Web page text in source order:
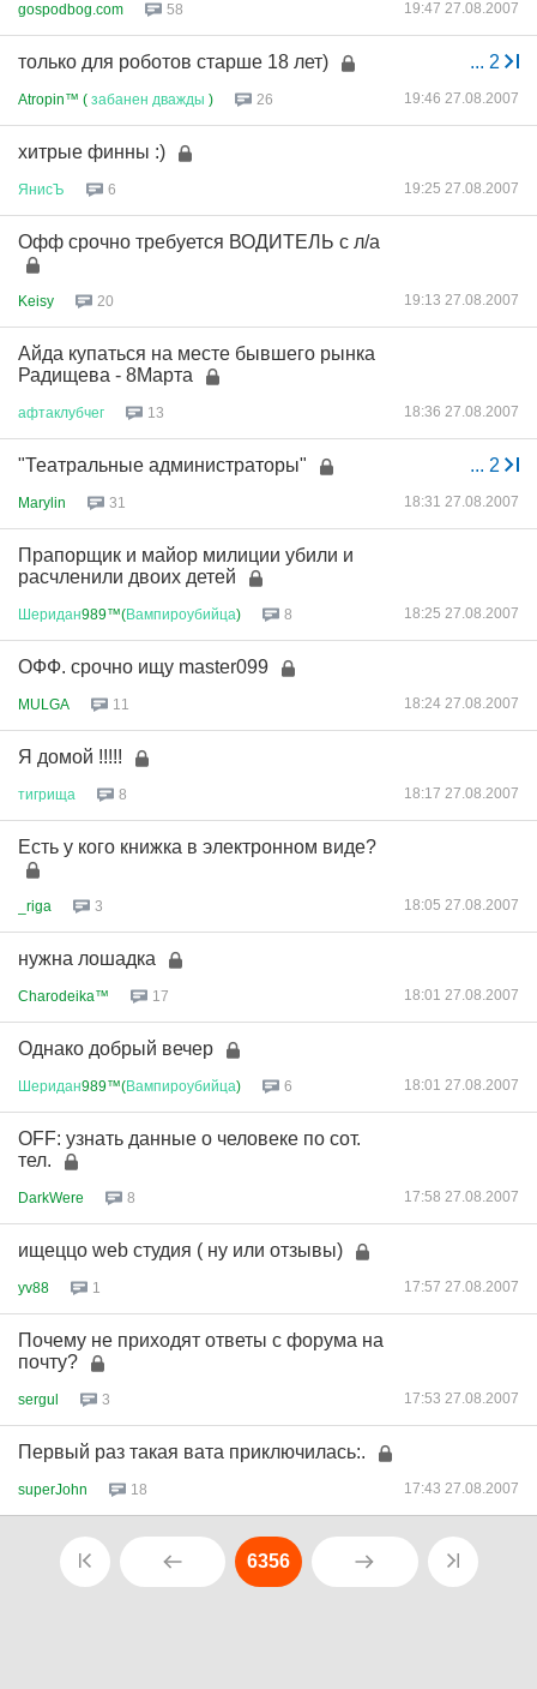
gospodbog.com 58 19:47 27.08.2007
... 2
только для роботов старше 18 лет)
Atropin™ ( забанен дважды ) 26 19:46 27.08.2007
хитрые финны :)
ЯнисЪ 6 19:25 27.08.2007
Офф срочно требуется ВОДИТЕЛЬ с л/а
Keisy 20 19:13 27.08.2007
Айда купаться на месте бывшего рынка
Радищева - 8Марта
афтаклубчег 13 18:36 27.08.2007
... 2
"Театральные администраторы"
Marylin 31 18:31 27.08.2007
Прапорщик и майор милиции убили и
расчленили двоих детей
Шеридан989™(Вампироубийца) 8 18:25 27.08.2007
ОФФ. срочно ищу master099
MULGA 11 18:24 27.08.2007
Я домой !!!!!
тигрища 8 18:17 27.08.2007
Есть у кого книжка в электронном виде?
_riga 3 18:05 27.08.2007
нужна лошадка
Charodeika™ 17 18:01 27.08.2007
Однако добрый вечер
Шеридан989™(Вампироубийца) 6 18:01 27.08.2007
OFF: узнать данные о человеке по сот.
тел.
DarkWere 8 17:58 27.08.2007
ищеццо web студия ( ну или отзывы)
yv88 1 17:57 27.08.2007
Почему не приходят ответы с форума на
почту?
sergul 3 17:53 27.08.2007
Первый раз такая вата приключилась:.
superJohn 18 17:43 27.08.2007
6356